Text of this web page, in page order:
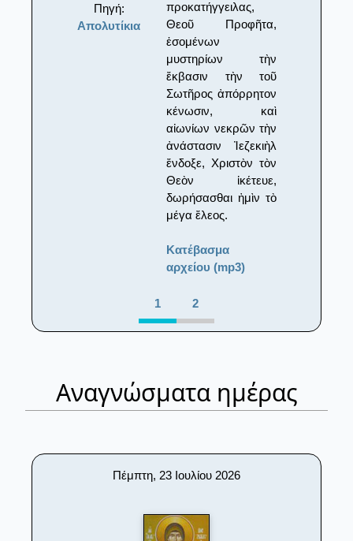
Πηγή:
Απολυτίκια
προκατήγγειλας,
Θεοῦ Προφῆτα,
ἐσομένων
μυστηρίων τὴν
ἔκβασιν τὴν τοῦ
Σωτῆρος ἀπόρρητον
κένωσιν, καὶ
αἰωνίων νεκρῶν τὴν
ἀνάστασιν Ἰεζεκιὴλ
ἔνδοξε, Χριστὸν τὸν
Θεὸν ἱκέτευε,
δωρήσασθαι ἠμὶν τὸ
μέγα ἔλεος.
Κατέβασμα
αρχείου (mp3)
1 2
Αναγνώσματα ημέρας
Πέμπτη, 23 Ιουλίου 2026